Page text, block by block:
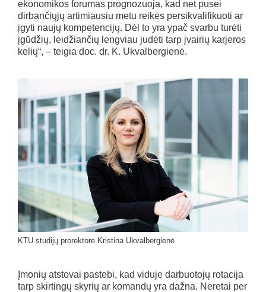
ekonomikos forumas prognozuoja, kad net pusei
dirbančiųjų artimiausiu metu reikės persikvalifikuoti ar
įgyti naujų kompetencijų. Dėl to yra ypač svarbu turėti
įgūdžių, leidžiančių lengviau judėti tarp įvairių karjeros
kelių“, – teigia doc. dr. K. Ukvalbergienė.
KTU studijų prorektorė Kristina Ukvalbergienė
Įmonių atstovai pastebi, kad viduje darbuotojų rotacija
tarp skirtingų skyrių ar komandų yra dažna. Neretai per